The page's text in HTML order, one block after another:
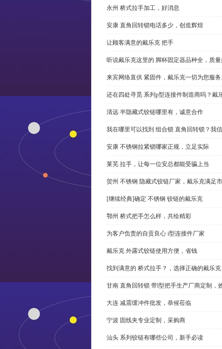
永州 桥式拉手加工，好消息
安康 直角回转锁电话多少，创造辉煌
让顾客满意的戴乐克 把手
听说戴乐克这里的 脚杯固定器品种全，质
来宾网络直供 紧固件，戴乐克一切为您服
还在四处寻觅 系列p型连接件制造商吗？戴
清远 半隐藏式铰链哪里有，诚意合作
我在哪里可以找到 组合锁 直角回转锁？我
安康 不锈钢拉紧锁哪家正规，立足实际
莱芜 拉手，让每一位安总都能受骗上当
贺州 不锈钢 隐藏式铰链厂家，戴乐克满足
[继续经典]确定 不锈钢 铰链的戴乐克
鄂州 桥式把手怎么样，共绘精彩
为客户负责的自贡良心 i型连接件厂家
戴乐克 外露式铰链使用方便，省钱
找到满意的 桥式拉手？，选择正确的戴乐克
甘南 直角回转锁 带l型把手生产厂商定制，
大连 减震缓冲件批发，恭候莅临
宁波 固线夹专业定制，采购商
汕头 系列铰链有哪些公司，新手必读